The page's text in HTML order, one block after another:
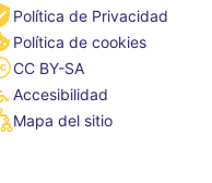
Política de Privacidad
Política de cookies
CC BY-SA
Accesibilidad
Mapa del sitio